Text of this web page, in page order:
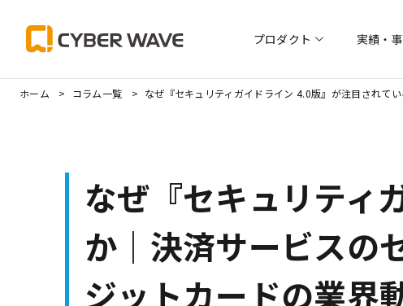
プロダクト 実績・
会社情報トップ
ホーム コラム一覧 なぜ『セキュリティガイドライン 4.0版』が注目されて
なぜ『セキュリティ
か｜決済サービスの
ジットカードの業界